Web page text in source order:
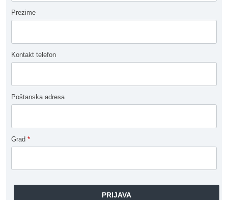
Prezime
Kontakt telefon
Poštanska adresa
Grad *